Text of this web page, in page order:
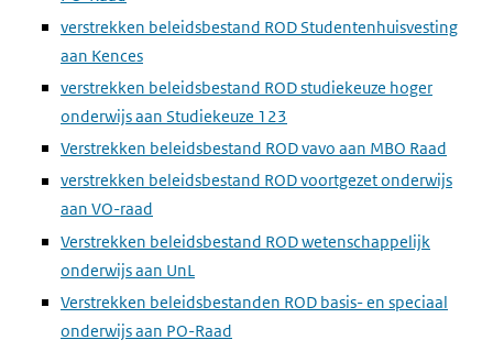
verstrekken beleidsbestand ROD Studentenhuisvesting
aan Kences
verstrekken beleidsbestand ROD studiekeuze hoger
onderwijs aan Studiekeuze 123
Verstrekken beleidsbestand ROD vavo aan MBO Raad
verstrekken beleidsbestand ROD voortgezet onderwijs
aan VO-raad
Verstrekken beleidsbestand ROD wetenschappelijk
onderwijs aan UnL
Verstrekken beleidsbestanden ROD basis- en speciaal
onderwijs aan PO-Raad